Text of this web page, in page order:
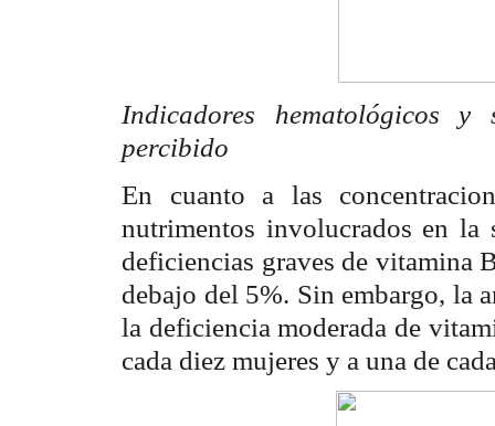
Indicadores hematológicos
percibido
En cuanto a las
nutrimentos involucrados en la
deficiencias graves de vitamina
debajo del 5%. Sin embargo, la
la deficiencia moderada de
cada diez mujeres y a una de